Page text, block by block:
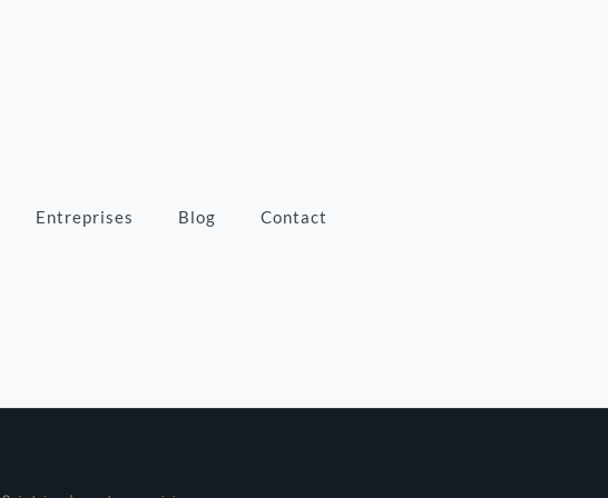
Entreprises Blog Contact